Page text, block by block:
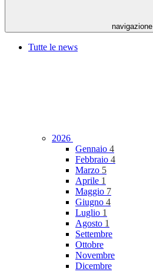
navigazione
Tutte le news
2026
Gennaio 4
Febbraio 4
Marzo 5
Aprile 1
Maggio 7
Giugno 4
Luglio 1
Agosto 1
Settembre
Ottobre
Novembre
Dicembre